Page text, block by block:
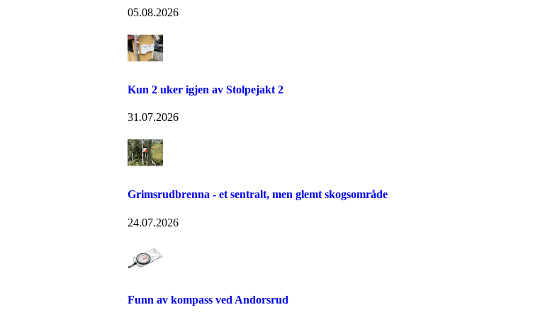
05.08.2026
Kun 2 uker igjen av Stolpejakt 2
31.07.2026
Grimsrudbrenna - et sentralt, men glemt skogsområde
24.07.2026
Funn av kompass ved Andorsrud